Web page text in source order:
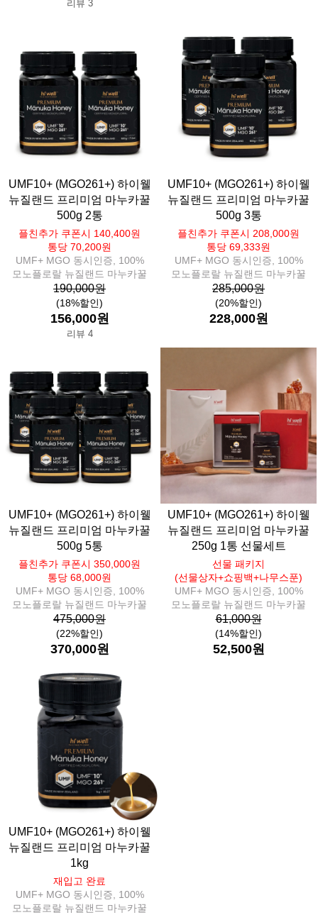
리뷰 3
UMF10+ (MGO261+) 하이웰
뉴질랜드 프리미엄 마누카꿀
500g 2통
플친추가 쿠폰시 140,400원
통당 70,200원
UMF+ MGO 동시인증, 100%
모노플로랄 뉴질랜드 마누카꿀
190,000원
(18%할인)
156,000원
리뷰 4
UMF10+ (MGO261+) 하이웰
뉴질랜드 프리미엄 마누카꿀
500g 3통
플친추가 쿠폰시 208,000원
통당 69,333원
UMF+ MGO 동시인증, 100%
모노플로랄 뉴질랜드 마누카꿀
285,000원
(20%할인)
228,000원
UMF10+ (MGO261+) 하이웰
뉴질랜드 프리미엄 마누카꿀
500g 5통
플친추가 쿠폰시 350,000원
통당 68,000원
UMF+ MGO 동시인증, 100%
모노플로랄 뉴질랜드 마누카꿀
475,000원
(22%할인)
370,000원
UMF10+ (MGO261+) 하이웰
뉴질랜드 프리미엄 마누카꿀
250g 1통 선물세트
선물 패키지
(선물상자+쇼핑백+나무스푼)
UMF+ MGO 동시인증, 100%
모노플로랄 뉴질랜드 마누카꿀
61,000원
(14%할인)
52,500원
UMF10+ (MGO261+) 하이웰
뉴질랜드 프리미엄 마누카꿀
1kg
재입고 완료
UMF+ MGO 동시인증, 100%
모노플로랄 뉴질랜드 마누카꿀